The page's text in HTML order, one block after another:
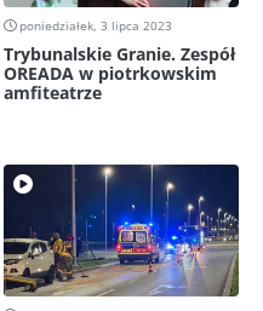
poniedziałek, 3 lipca 2023
Trybunalskie Granie. Zespół
OREADA w piotrkowskim
amfiteatrze